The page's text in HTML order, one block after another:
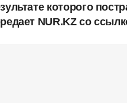
которого
NUR.KZ со